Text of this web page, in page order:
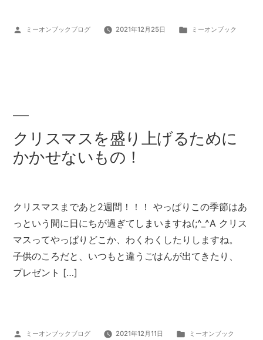
投ミーオンブックブログ 2021年12月25日
カミーオンブック
クリスマスを盛り上げるために
かかせないもの！
クリスマスまであと2週間！！！ やっぱりこの季節はあ
っという間に日にちが過ぎてしまいますね(;^_^A クリス
マスってやっぱりどこか、わくわくしたりしますね。
子供のころだと、いつもと違うごはんが出てきたり、
プレゼント […]
投ミーオンブックブログ 2021年12月11日
カミーオンブック